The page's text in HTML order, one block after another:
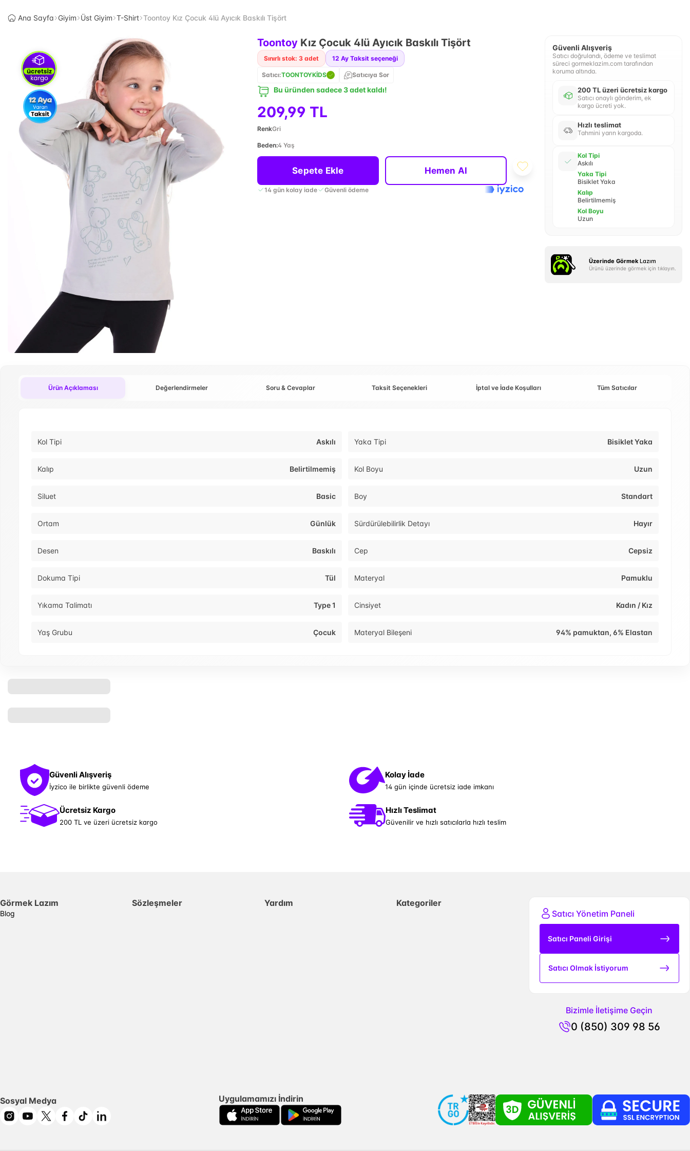
Ana Sayfa Giyim Üst Giyim T-Shirt Toontoy Kız Çocuk 4lü Ayıcık Baskılı Tişört
Toontoy Kız Çocuk 4lü Ayıcık Baskılı Tişört
Sınırlı stok: 3 adet 12 Ay Taksit seçeneği
Satıcı:TOONTOYKİDS Satıcıya Sor
Bu üründen sadece 3 adet kaldı!
209,99 TL
RenkGri
Beden:4 Yaş
Sepete Ekle Hemen Al
14 gün kolay iade Güvenli ödeme
Güvenli Alışveriş
Satıcı doğrulandı, ödeme ve teslimat
süreci gormeklazim.com tarafından
koruma altında.
200 TL üzeri ücretsiz kargo
Satıcı onaylı gönderim, ek
kargo ücreti yok.
Hızlı teslimat
Tahmini yarın kargoda.
Kol Tipi
Askılı
Yaka Tipi
Bisiklet Yaka
Kalıp
Belirtilmemiş
Kol Boyu
Uzun
Üzerinde Görmek Lazım
Ürünü üzerinde görmek için tıklayın.
Ürün Açıklaması Değerlendirmeler Soru & Cevaplar Taksit Seçenekleri İptal ve İade Koşulları Tüm Satıcılar
Kol Tipi Askılı Yaka Tipi Bisiklet Yaka
Kalıp Belirtilmemiş Kol Boyu Uzun
Siluet Basic Boy Standart
Ortam Günlük Sürdürülebilirlik Detayı Hayır
Desen Baskılı Cep Cepsiz
Dokuma Tipi Tül Materyal Pamuklu
Yıkama Talimatı Type 1 Cinsiyet Kadın / Kız
Yaş Grubu Çocuk Materyal Bileşeni 94% pamuktan, 6% Elastan
Güvenli Alışveriş
İyzico ile birlikte güvenli ödeme
Kolay İade
14 gün içinde ücretsiz iade imkanı
Ücretsiz Kargo
200 TL ve üzeri ücretsiz kargo
Hızlı Teslimat
Güvenilir ve hızlı satıcılarla hızlı teslim
Görmek Lazım
Blog
Sözleşmeler Yardım
Kategoriler
Satıcı Yönetim Paneli
Satıcı Paneli Girişi
Satıcı Olmak İstiyorum
Bizimle İletişime Geçin
0 (850) 309 98 56
Sosyal Medya Uygulamamızı İndirin